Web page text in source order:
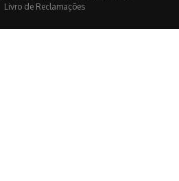
Livro de Reclamações